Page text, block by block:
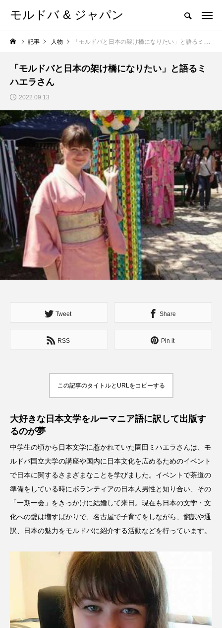
モルドバ & ジャパン
記事 人物 「モルドバと日本の架け橋になりたい」と語るミハエラさん
「モルドバと日本の架け橋になりたい」と語るミ
ハエラさん
2022.09.13
Tweet Share
RSS Pin it
この記事のタイトルとURLをコピーする
大好きな日本文学をルーマニア語に訳して出版す
るのが夢
中学生の頃から日本文学に惹かれていた園田ミハエラさんは、モ
ルドバ国立大学の講座や国内に日本文化を広めるためのイベント
で日本に関するさまざまなことを学びました。イベントで茶道の
準備をしている時にボランティアの日本人男性と知り合い、その
「一期一会」をきっかけに結婚して来日。現在も日本の文学・文
化への愛は増すばかりで、名古屋で子育てをしながら、翻訳や通
訳、日本の魅力をモルドバに紹介する活動などを行っています。